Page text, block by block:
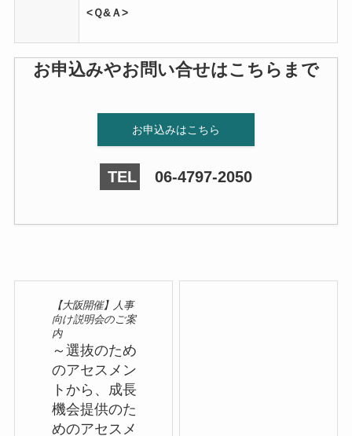
<Ｑ&Ａ>
お申込みやお問い合せはこちらまで
お申込みはこちら
TEL 06-4797-2050
【大阪開催】人事
向け説明会のご案
内
～選抜のため
のアセスメン
トから、成長
機会提供のた
めのアセスメ